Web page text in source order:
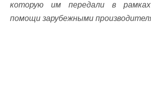
которую им передали в рамках
помощи зарубежными